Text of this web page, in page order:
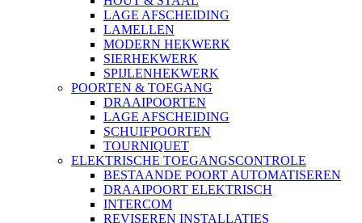
LAGE AFSCHEIDING
LAMELLEN
MODERN HEKWERK
SIERHEKWERK
SPIJLENHEKWERK
POORTEN & TOEGANG
DRAAIPOORTEN
LAGE AFSCHEIDING
SCHUIFPOORTEN
TOURNIQUET
ELEKTRISCHE TOEGANGSCONTROLE
BESTAANDE POORT AUTOMATISEREN
DRAAIPOORT ELEKTRISCH
INTERCOM
REVISEREN INSTALLATIES